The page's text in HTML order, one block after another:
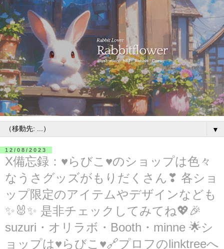
▼
12/08/2023
X備忘録：♥らびこ♥のショップは色々
なうさグッズがもりだくさん❣ 各ショ
ップ限定のアイテムやデザインなども
✨🐰✨ 是非チェックしてみてね💖🎉
suzuri・オリラボ・Booth・minne 🌟シ
ョップは♥らびこ♥🔗プロフのlinktreeへ